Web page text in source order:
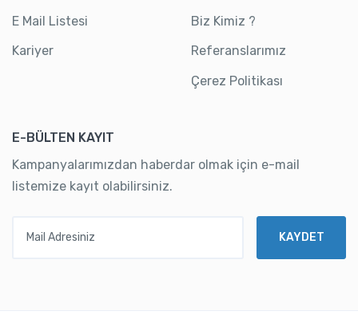
E Mail Listesi
Kariyer
Biz Kimiz ?
Referanslarımız
Çerez Politikası
E-BÜLTEN KAYIT
Kampanyalarımızdan haberdar olmak için e-mail
listemize kayıt olabilirsiniz.
KAYDET